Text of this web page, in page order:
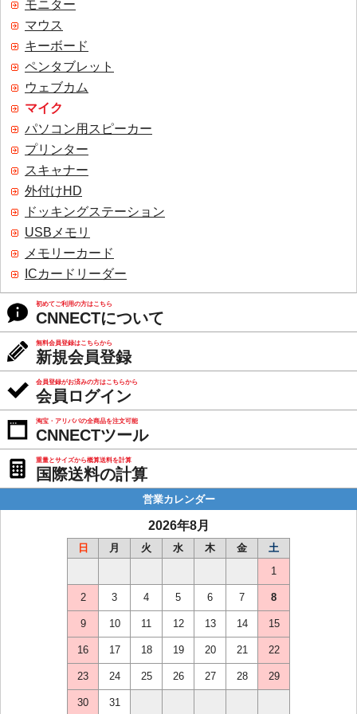
モニター
マウス
キーボード
ペンタブレット
ウェブカム
マイク
パソコン用スピーカー
プリンター
スキャナー
外付けHD
ドッキングステーション
USBメモリ
メモリーカード
ICカードリーダー
初めてご利用の方はこちら
CNNECTについて
無料会員登録はこちらから
新規会員登録
会員登録がお済みの方はこちらから
会員ログイン
淘宝・アリババの全商品を注文可能
CNNECTツール
重量とサイズから概算送料を計算
国際送料の計算
営業カレンダー
2026年8月
日 月 火 水 木 金
土
1
2 3 4 5 6 7 8
9 10 11 12 13 14 15
16 17 18 19 20 21 22
23 24 25 26 27 28 29
30 31